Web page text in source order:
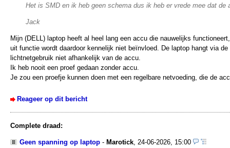
Het is SMD en ik heb geen schema dus ik heb er vrede mee dat de
Jack
Mijn (DELL) laptop heeft al heel lang een accu die nauwelijks
uit functie wordt daardoor kennelijk niet beïnvloed. De laptop hangt via
lichtnetgebruik niet afhankelijk van de accu.
Ik heb nooit een proef gedaan zonder accu.
Je zou een proefje kunnen doen met een regelbare netvoeding, die de
Reageer op dit bericht
Complete draad:
Geen spanning op laptop - Marotick, 24-06-2026, 15:00